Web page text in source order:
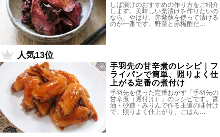
しば漬けのおすすめの作り方をご紹介
します。美味しい柴漬けを作りたいの
なら、やはり、赤紫蘇を使って漬ける
のが一番です。野菜と赤梅酢だ…
人気13位
手羽先の甘辛煮のレシピ｜フ
ライパンで簡単、照りよく仕
上がる定番の煮付け
手羽先を使った定番おかず「手羽先の
甘辛煮（煮付け）」のレシピです。醤
油・砂糖・みりんで作る王道の味付け
で、照りよく仕上がり、ごはん…